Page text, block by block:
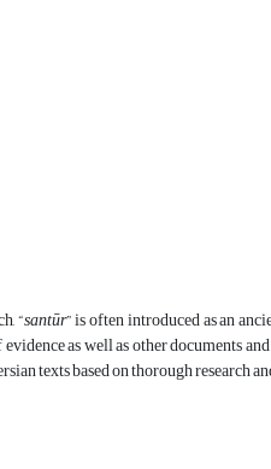
“santūr” is often introduced as an
as well as other documents
texts based on thorough research